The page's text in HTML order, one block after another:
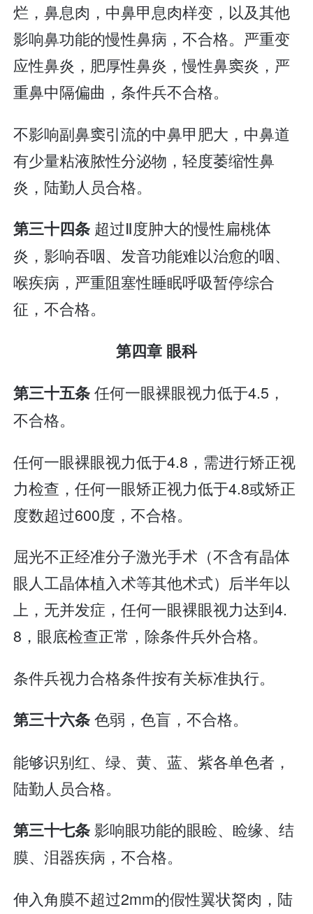
烂，鼻息肉，中鼻甲息肉样变，以及其他
影响鼻功能的慢性鼻病，不合格。严重变
应性鼻炎，肥厚性鼻炎，慢性鼻窦炎，严
重鼻中隔偏曲，条件兵不合格。
不影响副鼻窦引流的中鼻甲肥大，中鼻道
有少量粘液脓性分泌物，轻度萎缩性鼻
炎，陆勤人员合格。
第三十四条 超过Ⅱ度肿大的慢性扁桃体
炎，影响吞咽、发音功能难以治愈的咽、
喉疾病，严重阻塞性睡眠呼吸暂停综合
征，不合格。
第四章 眼科
第三十五条任何一眼裸眼视力低于4.5，
不合格。
任何一眼裸眼视力低于4.8，需进行矫正视
力检查，任何一眼矫正视力低于4.8或矫正
度数超过600度，不合格。
屈光不正经准分子激光手术（不含有晶体
眼人工晶体植入术等其他术式）后半年以
上，无并发症，任何一眼裸眼视力达到4.
8，眼底检查正常，除条件兵外合格。
条件兵视力合格条件按有关标准执行。
第三十六条色弱，色盲，不合格。
能够识别红、绿、黄、蓝、紫各单色者，
陆勤人员合格。
第三十七条影响眼功能的眼睑、睑缘、结
膜、泪器疾病，不合格。
伸入角膜不超过2mm的假性翼状胬肉，陆